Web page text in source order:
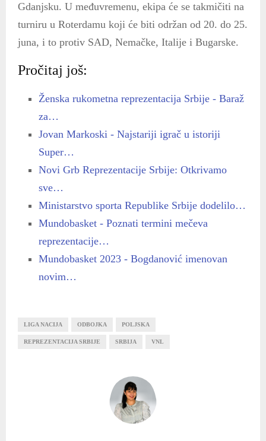
Gdanjsku. U međuvremenu, ekipa će se takmičiti na
turniru u Roterdamu koji će biti održan od 20. do 25.
juna, i to protiv SAD, Nemačke, Italije i Bugarske.
Pročitaj još:
Ženska rukometna reprezentacija Srbije - Baraž
za…
Jovan Markoski - Najstariji igrač u istoriji
Super…
Novi Grb Reprezentacije Srbije: Otkrivamo
sve…
Ministarstvo sporta Republike Srbije dodelilo…
Mundobasket - Poznati termini mečeva
reprezentacije…
Mundobasket 2023 - Bogdanović imenovan
novim…
LIGA NACIJA ODBOJKA POLJSKA
REPREZENTACIJA SRBIJE SRBIJA VNL